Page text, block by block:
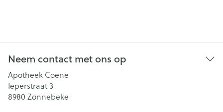
Neem contact met ons op
Apotheek Coene
Ieperstraat 3
8980 Zonnebeke